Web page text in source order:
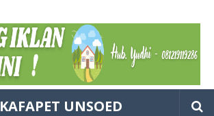
KAFAPET UNSOED